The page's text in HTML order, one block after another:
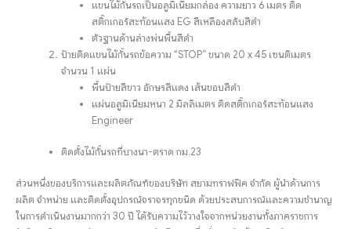
แขนไม้กั้นรถเป็นอลูมิเนียมกล่อง ความยาว 6 เมตร ติด
สติ๊กเกอร์สะท้อนแสง EG สีเหลืองสลับสีดำ
ตัวฐานด้านล่างพ่นพื้นสีดำ
ป้ายติดแขนไม้กั้นรถข้อความ “STOP” ขนาด 20 x 45 เซนติเมตร
จำนวน 1 แผ่น
พื้นป้ายสีขาว อักษรสีแดง เส้นขอบสีดำ
แผ่นอลูมิเนียมหนา 2 มิลลิเมตร ติดสติ๊กเกอร์สะท้อนแสง
Engineer
ติดตั้งไม้กั้นรถที่บางนา-ตราด กม.23
ส่วนหนึ่งของบริการและผลิตภัณฑ์ของบริษัท สยามทราฟฟิค จำกัด ผู้นำด้านการ
ผลิต จำหน่าย และติดตั้งอุปกรณ์จราจรทุกชนิด ด้วยประสบการณ์และความชำนาญ
ในการดำเนินงานมากกว่า 30 ปี ได้รับความไว้วางใจจากหน่วยงานทั้งภาคราชการ